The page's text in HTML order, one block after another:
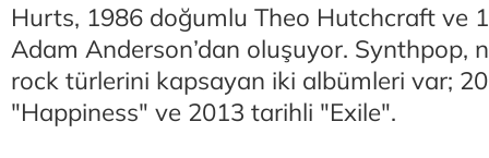
Hurts, 1986 doğumlu Theo Hutchcraft ve
Adam Anderson’dan oluşuyor. Synthpop,
rock türlerini kapsayan iki albümleri var;
"Happiness" ve 2013 tarihli "Exile".